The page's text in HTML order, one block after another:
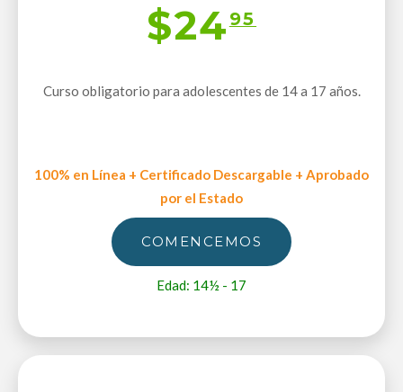
$2495
Curso obligatorio para adolescentes de 14 a 17 años.
100% en Línea + Certificado Descargable + Aprobado
por el Estado
COMENCEMOS
Edad: 14½ - 17